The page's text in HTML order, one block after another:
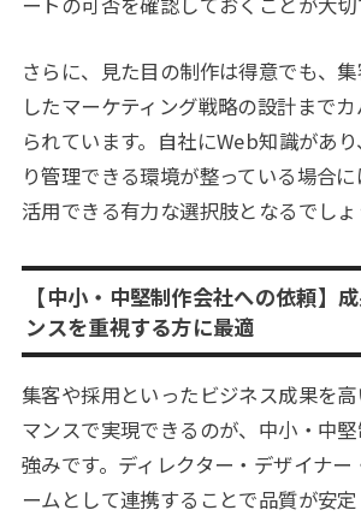
さらに、見た目の制作は得意でも、
したマーケティング戦略の設計まで
られています。自社にWeb知識があ
り管理できる環境が整っている場合
活用できる有力な選択肢となるでしょ
【中小・中堅制作会社への依頼】
ンスを重視する方に最適
集客や採用といったビジネス成果を
マンスで実現できるのが、中小・中
強みです。ディレクター・デザイナ
ームとして連携することで品質が安